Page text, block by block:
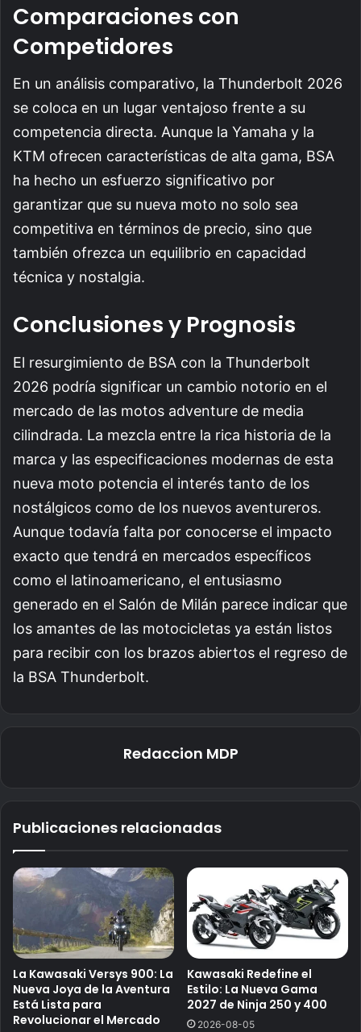
Comparaciones con
Competidores
En un análisis comparativo, la Thunderbolt 2026
se coloca en un lugar ventajoso frente a su
competencia directa. Aunque la Yamaha y la
KTM ofrecen características de alta gama, BSA
ha hecho un esfuerzo significativo por
garantizar que su nueva moto no solo sea
competitiva en términos de precio, sino que
también ofrezca un equilibrio en capacidad
técnica y nostalgia.
Conclusiones y Prognosis
El resurgimiento de BSA con la Thunderbolt
2026 podría significar un cambio notorio en el
mercado de las motos adventure de media
cilindrada. La mezcla entre la rica historia de la
marca y las especificaciones modernas de esta
nueva moto potencia el interés tanto de los
nostálgicos como de los nuevos aventureros.
Aunque todavía falta por conocerse el impacto
exacto que tendrá en mercados específicos
como el latinoamericano, el entusiasmo
generado en el Salón de Milán parece indicar que
los amantes de las motocicletas ya están listos
para recibir con los brazos abiertos el regreso de
la BSA Thunderbolt.
Redaccion MDP
Publicaciones relacionadas
La Kawasaki Versys 900: La
Nueva Joya de la Aventura
Está Lista para
Revolucionar el Mercado
Kawasaki Redefine el
Estilo: La Nueva Gama
2027 de Ninja 250 y 400
2026-08-05